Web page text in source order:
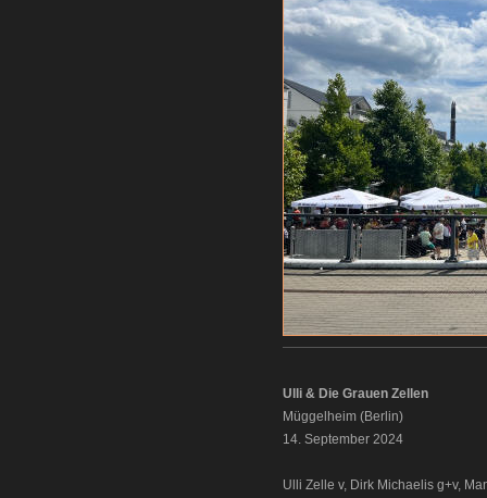
Ulli & Die Grauen Zellen
Müggelheim (Berlin)
14. September 2024
Ulli Zelle v, Dirk Michaelis g+v,